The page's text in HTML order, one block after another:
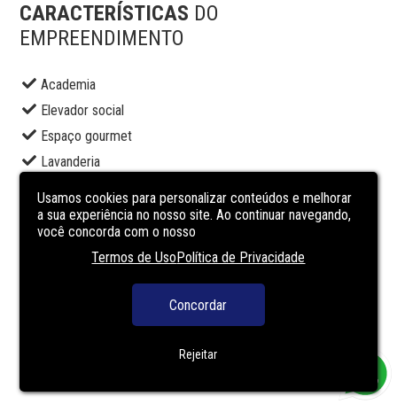
CARACTERÍSTICAS DO
EMPREENDIMENTO
Academia
Elevador social
Espaço gourmet
Lavanderia
Pet place
Piscina adulto
Playground
Usamos cookies para personalizar conteúdos e melhorar
a sua experiência no nosso site. Ao continuar navegando,
você concorda com o nosso
Termos de UsoPolítica de Privacidade
Concordar
Rejeitar